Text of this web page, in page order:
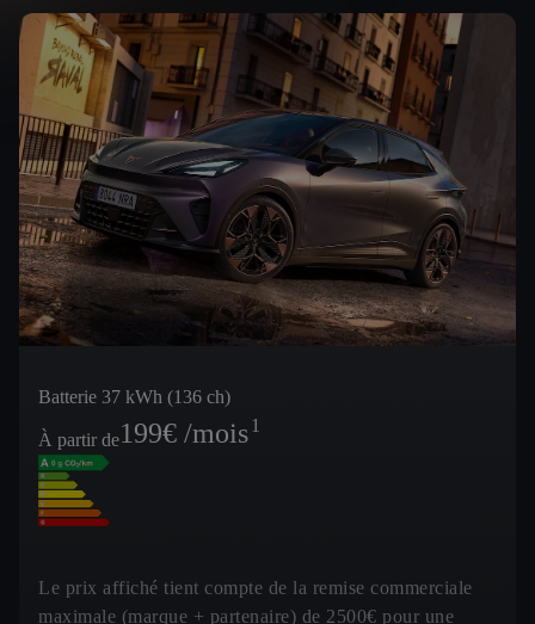
Batterie 37 kWh (136 ch)
À partir de199€ /mois1
Le prix affiché tient compte de la remise commerciale
maximale (marque + partenaire) de 2500€ pour une